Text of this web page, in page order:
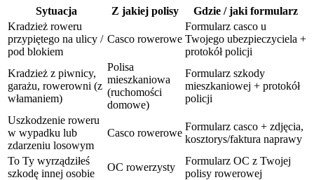
Sytuacja Z jakiej polisy
Gdzie / jaki formularz
Kradzież roweru
przypiętego na ulicy /
pod blokiem
Casco rowerowe
Formularz casco u
Twojego ubezpieczyciela +
protokół policji
Kradzież z piwnicy,
garażu, rowerowni (z
włamaniem)
Polisa
mieszkaniowa
(ruchomości
domowe)
Formularz szkody
mieszkaniowej + protokół
policji
Uszkodzenie roweru
w wypadku lub
zdarzeniu losowym
Casco rowerowe
Formularz casco + zdjęcia,
kosztorys/faktura naprawy
To Ty wyrządziłeś
szkodę innej osobie
OC rowerzysty
Formularz OC z Twojej
polisy rowerowej